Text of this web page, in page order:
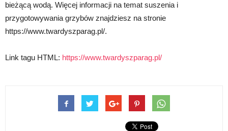
bieżącą wodą. Więcej informacji na temat suszenia i
przygotowywania grzybów znajdziesz na stronie
https://www.twardyszparag.pl/.
Link tagu HTML: https://www.twardyszparag.pl/